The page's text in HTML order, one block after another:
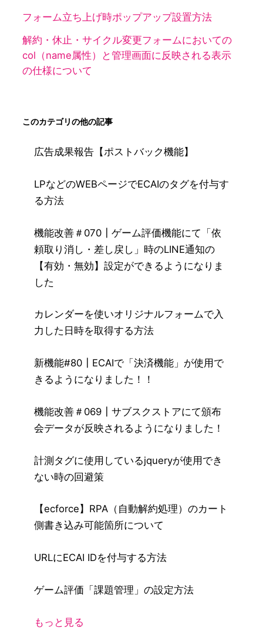
フォーム立ち上げ時ポップアップ設置方法
解約・休止・サイクル変更フォームにおいての
col（name属性）と管理画面に反映される表示
の仕様について
このカテゴリの他の記事
広告成果報告【ポストバック機能】
LPなどのWEBページでECAIのタグを付与す
る方法
機能改善＃070┃ゲーム評価機能にて「依
頼取り消し・差し戻し」時のLINE通知の
【有効・無効】設定ができるようになりま
した
カレンダーを使いオリジナルフォームで入
力した日時を取得する方法
新機能#80┃ECAIで「決済機能」が使用で
きるようになりました！！
機能改善＃069┃サブスクストアにて頒布
会データが反映されるようになりました！
計測タグに使用しているjqueryが使用でき
ない時の回避策
【ecforce】RPA（自動解約処理）のカート
側書き込み可能箇所について
URLにECAI IDを付与する方法
ゲーム評価「課題管理」の設定方法
もっと見る